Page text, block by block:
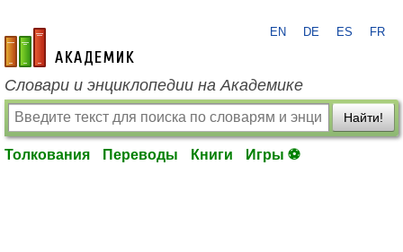
academic.ru
EN DE ES FR
Словари и энциклопедии на Академике
Найти!
Толкования Переводы Книги Игры ⚽